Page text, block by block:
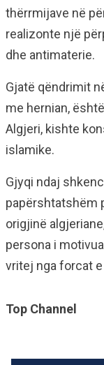
thërrmijave në
realizonte një
dhe antimaterie.
Gjatë qëndrimit
me hernian,
Algjeri, kishte
islamike.
Gjyqi ndaj
papërshtatshëm
origjinë
persona i
vritej nga forcat
Top Channel